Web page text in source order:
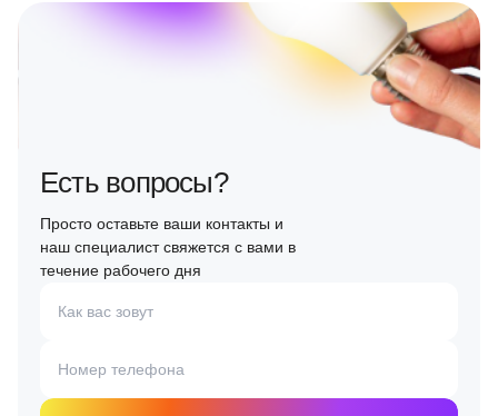
Есть вопросы?
Просто оставьте ваши контакты и
наш специалист свяжется с вами в
течение рабочего дня
Как вас зовут
Номер телефона